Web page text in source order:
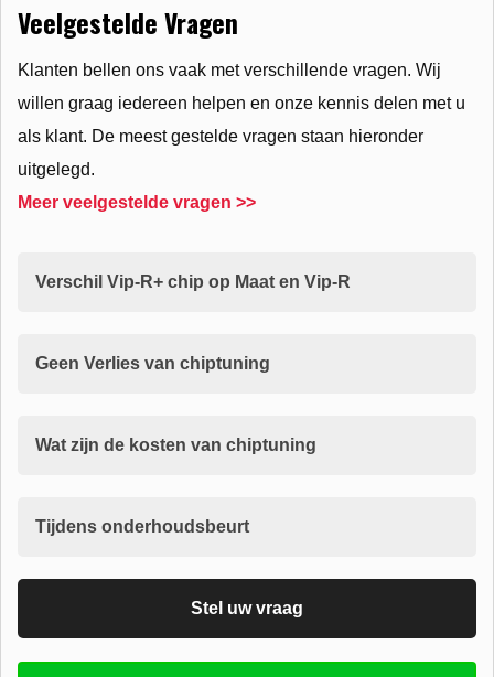
Veelgestelde Vragen
Klanten bellen ons vaak met verschillende vragen. Wij
willen graag iedereen helpen en onze kennis delen met u
als klant. De meest gestelde vragen staan hieronder
uitgelegd.
Meer veelgestelde vragen >>
Verschil Vip-R+ chip op Maat en Vip-R
Geen Verlies van chiptuning
Wat zijn de kosten van chiptuning
Tijdens onderhoudsbeurt
Stel uw vraag